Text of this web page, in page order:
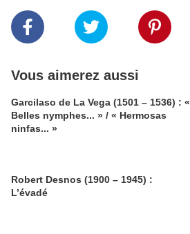
Vous aimerez aussi
Garcilaso de La Vega (1501 – 1536) : «
Belles nymphes... » / « Hermosas
ninfas... »
Robert Desnos (1900 – 1945) :
L’évadé